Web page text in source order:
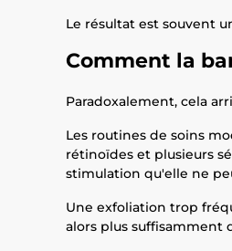
Le résultat est souvent
Comment la
Paradoxalement, cela
Les routines de soins
rétinoïdes et plusieurs
stimulation qu'elle ne
Une exfoliation trop
alors plus suffisamment